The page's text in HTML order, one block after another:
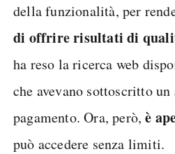
della funzionalità, per
di offrire risultati di
ha reso la ricerca web
che avevano sottoscritto un
pagamento. Ora, però,è
può accedere senza limiti.